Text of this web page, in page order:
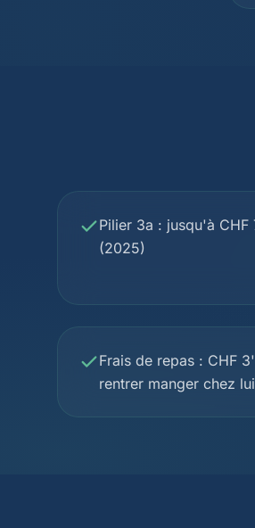
Pilier 3a : jusqu'à
(2025)
Frais de repas : CHF
rentrer manger chez